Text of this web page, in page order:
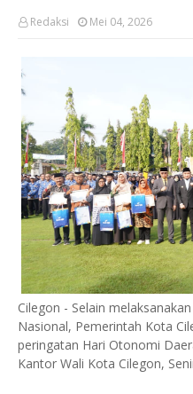
Redaksi Mei 04, 2026
Cilegon - Selain
Nasional, Pemerintah Kota
peringatan Hari Otonomi
Kantor Wali Kota Cilegon,